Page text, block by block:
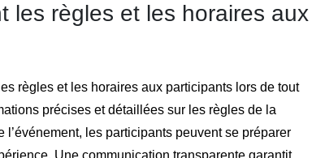
les règles et les horaires aux
règles et les horaires aux participants lors de tout
précises et détaillées sur les règles de la
l’événement, les participants peuvent se préparer